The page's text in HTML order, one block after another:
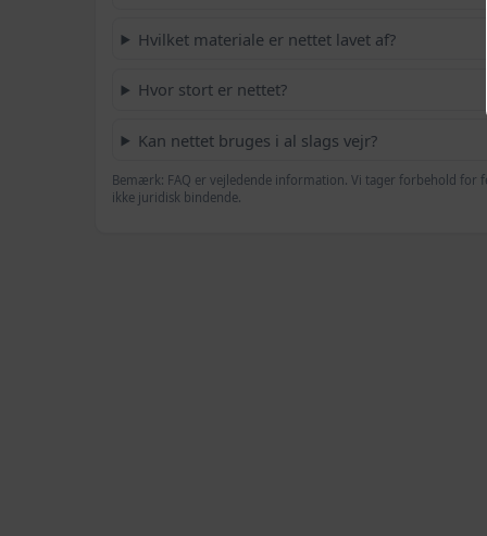
Hvilket materiale er nettet lavet af?
Hvor stort er nettet?
Kan nettet bruges i al slags vejr?
Bemærk: FAQ er vejledende information. Vi tager forbehold for
ikke juridisk bindende.